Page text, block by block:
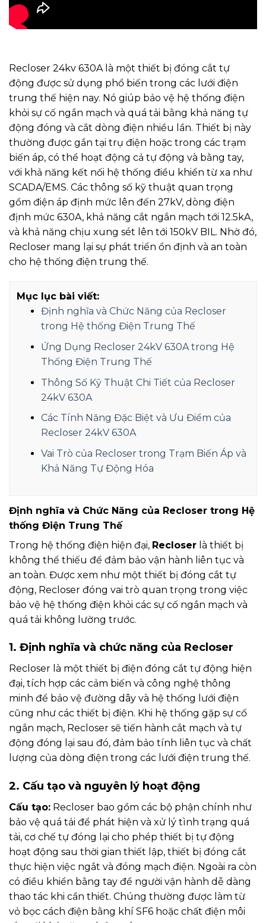
Recloser 24kv 630A là một thiết bị đóng cắt tự
động được sử dụng phổ biến trong các lưới điện
trung thế hiện nay. Nó giúp bảo vệ hệ thống điện
khỏi sự cố ngắn mạch và quá tải bằng khả năng tự
động đóng và cắt dòng điện nhiều lần. Thiết bị này
thường được gắn tại trụ điện hoặc trong các trạm
biến áp, có thể hoạt động cả tự động và bằng tay,
với khả năng kết nối hệ thống điều khiển từ xa như
SCADA/EMS. Các thông số kỹ thuật quan trọng
gồm điện áp định mức lên đến 27kV, dòng điện
định mức 630A, khả năng cắt ngắn mạch tới 12.5kA,
và khả năng chịu xung sét lên tới 150kV BIL. Nhờ đó,
Recloser mang lại sự phát triển ổn định và an toàn
cho hệ thống điện trung thế.
Mục lục bài viết:
Định nghĩa và Chức Năng của Recloser
trong Hệ thống Điện Trung Thế
Ứng Dụng Recloser 24kV 630A trong Hệ
Thống Điện Trung Thế
Thông Số Kỹ Thuật Chi Tiết của Recloser
24kV 630A
Các Tính Năng Đặc Biệt và Ưu Điểm của
Recloser 24kV 630A
Vai Trò của Recloser trong Trạm Biến Áp và
Khả Năng Tự Động Hóa
Định nghĩa và Chức Năng của Recloser trong Hệ
thống Điện Trung Thế
Trong hệ thống điện hiện đại, Recloser là thiết bị
không thể thiếu để đảm bảo vận hành liên tục và
an toàn. Được xem như một thiết bị đóng cắt tự
động, Recloser đóng vai trò quan trọng trong việc
bảo vệ hệ thống điện khỏi các sự cố ngắn mạch và
quá tải không lường trước.
1. Định nghĩa và chức năng của Recloser
Recloser là một thiết bị điện đóng cắt tự động hiện
đại, tích hợp các cảm biến và công nghệ thông
minh để bảo vệ đường dây và hệ thống lưới điện
cũng như các thiết bị điện. Khi hệ thống gặp sự cố
ngắn mạch, Recloser sẽ tiến hành cắt mạch và tự
động đóng lại sau đó, đảm bảo tính liên tục và chất
lượng của dòng điện trong các lưới điện trung thế.
2. Cấu tạo và nguyên lý hoạt động
Cấu tạo: Recloser bao gồm các bộ phận chính như
bảo vệ quá tải để phát hiện và xử lý tình trạng quá
tải, cơ chế tự đóng lại cho phép thiết bị tự động
hoạt động sau thời gian thiết lập, thiết bị đóng cắt
thực hiện việc ngắt và đóng mạch điện. Ngoài ra còn
có điều khiển bằng tay để người vận hành dễ dàng
thao tác khi cần thiết. Chúng thường được làm từ
vỏ bọc cách điện bằng khí SF6 hoặc chất điện môi